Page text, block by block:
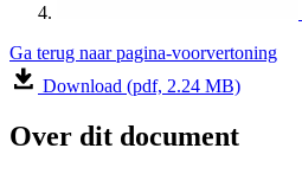
Ga terug naar pagina-voorvertoning
Download (pdf, 2.24 MB)
Over dit document